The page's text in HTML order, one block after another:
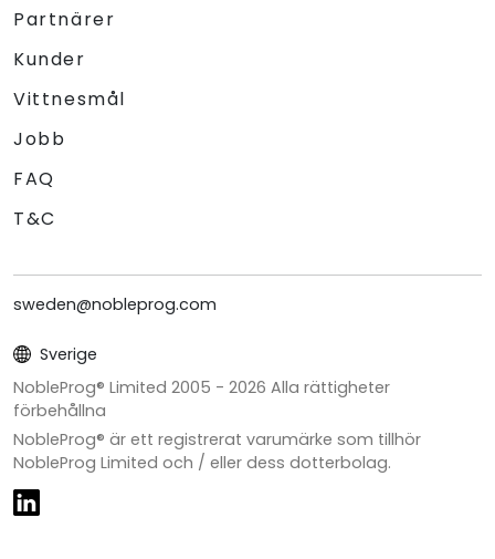
Partnärer
Kunder
Vittnesmål
Jobb
FAQ
T&C
sweden@nobleprog.com
Sverige
NobleProg® Limited 2005 - 2026 Alla rättigheter
förbehållna
NobleProg® är ett registrerat varumärke som tillhör
NobleProg Limited och / eller dess dotterbolag.